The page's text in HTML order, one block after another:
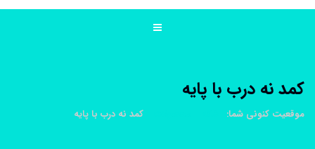
کمد نه درب با پایه
موقعیت کنونی شما: کمد نه درب با پایه